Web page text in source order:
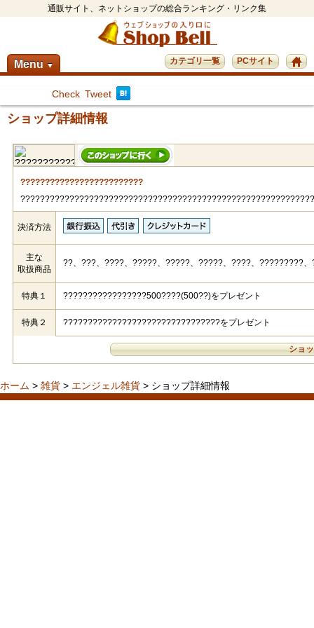
通販サイト、ネットショップの総合ランキング・リンク集
Menu ▼ PCサイト
カテゴリ一覧
Check Tweet
ショップ詳細情報
?????????????????????????
決済方法
主な
取扱商品
??、???、????、?????、?????、?????、????、?????????
特典１ ?????????????????500????(500??)をプレゼント
特典２ ????????????????????????????????をプレゼント
ショ
ホーム > 雑貨 > エンジェル雑貨 > ショップ詳細情報